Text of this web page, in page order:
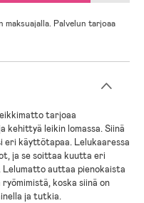
maksuajalla. Palvelun tarjoaa
tarjoaa
kehittyä leikin lomassa. Siinä
eri käyttötapaa. Lelukaaressa
ja se soittaa kuutta eri
Lelumatto auttaa pienokaista
koska siinä on
ja tutkia.